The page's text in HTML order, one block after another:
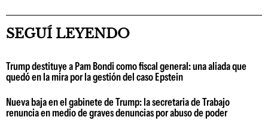
SEGUÍ LEYENDO
Trump destituye a Pam Bondi como fiscal general: una aliada que
quedó en la mira por la gestión del caso Epstein
Nueva baja en el gabinete de Trump: la secretaria de Trabajo
renuncia en medio de graves denuncias por abuso de poder